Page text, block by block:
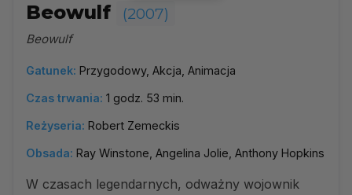
Beowulf (2007)
Beowulf
Gatunek: Przygodowy, Akcja, Animacja
Czas trwania: 1 godz. 53 min.
Reżyseria: Robert Zemeckis
Obsada: Ray Winstone, Angelina Jolie, Anthony Hopkins
W czasach legendarnych, odważny wojownik